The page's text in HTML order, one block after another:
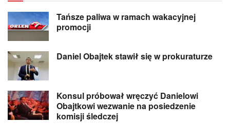
Tańsze paliwa w ramach wakacyjnej
promocji
Daniel Obajtek stawił się w prokuraturze
Konsul próbował wręczyć Danielowi
Obajtkowi wezwanie na posiedzenie
komisji śledczej